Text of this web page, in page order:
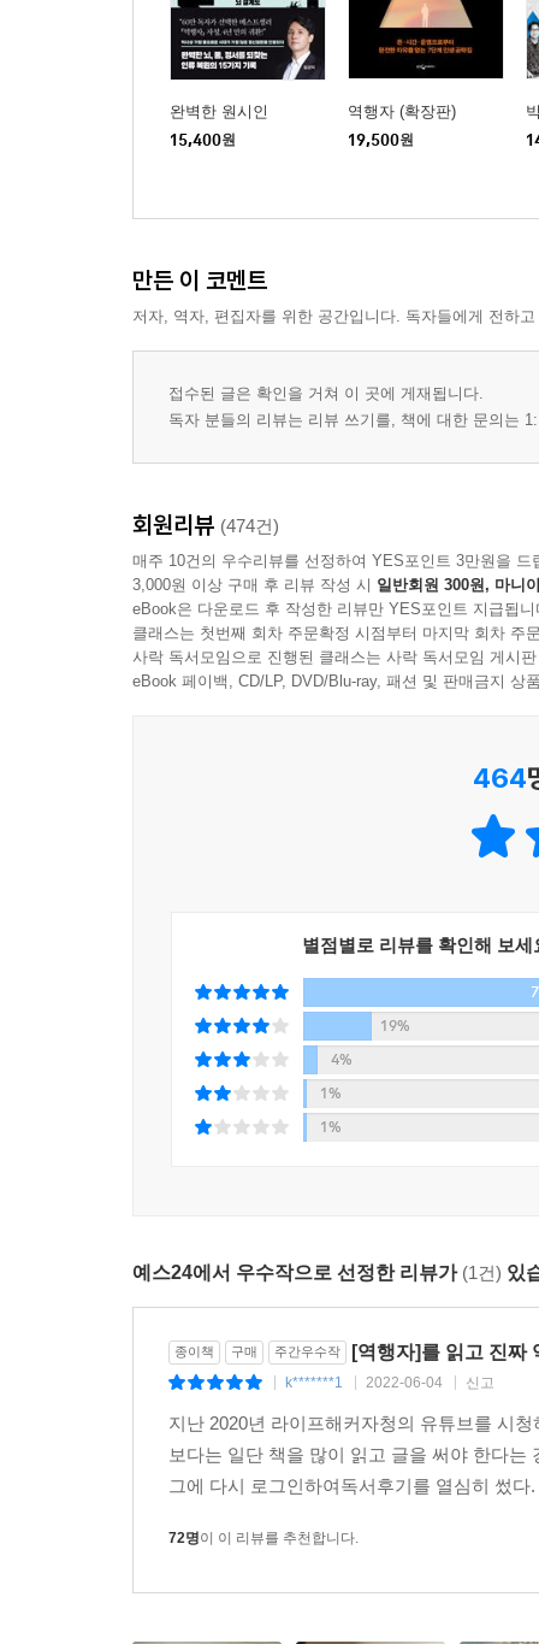
완벽한 원시인
15,400원
역행자 (확장판)
19,500원
만든 이 코멘트
저자, 역자, 편집자를 위한 공간입니다. 독자들에게 전하
접수된 글은 확인을 거쳐 이 곳에 게재됩니다.
독자 분들의 리뷰는 리뷰 쓰기를, 책에 대한 문의는
회원리뷰 (474건)
매주 10건의 우수리뷰를 선정하여 YES포인트 3만원을 드
3,000원 이상 구매 후 리뷰 작성 시 일반회원 300원, 마니
eBook은 다운로드 후 작성한 리뷰만 YES포인트 지급됩니
클래스는 첫번째 회차 주문확정 시점부터 마지막 회차 주
사락 독서모임으로 진행된 클래스는 사락 독서모임 게시
eBook 페이백, CD/LP, DVD/Blu-ray, 패션 및 판매금지 상
464
별점별로 리뷰를 확인해 보세
19%
4%
1%
1%
예스24에서 우수작으로 선정한 리뷰가 (1건) 있
종이책 구매 주간우수작 [역행자]를 읽고 진짜
k*******1 2022-06-04 신고
지난 2020년 라이프해커자청의 유튜브를 시
보다는 일단 책을 많이 읽고 글을 써야 한다
그에 다시 로그인하여독서후기를 열심히 썼
72명이 이 리뷰를 추천합니다.